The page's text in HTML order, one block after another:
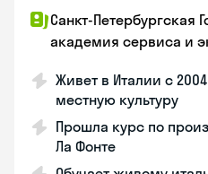
Санкт-Петербургская
академия сервиса и
Живет в Италии с
местную культуру
Прошла курс по
Ла Фонте